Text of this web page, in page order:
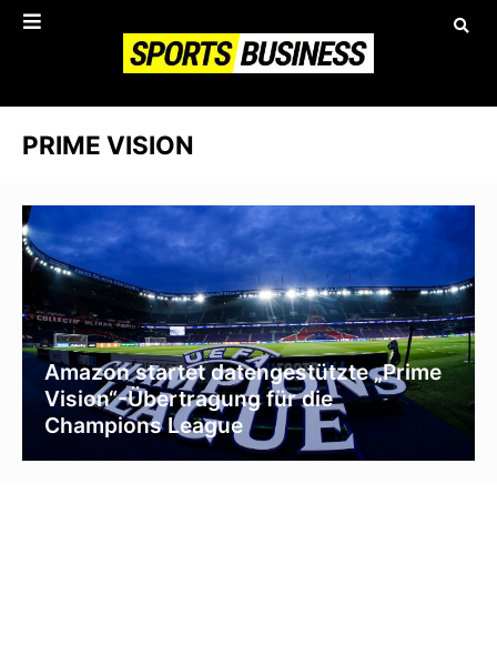
PRIME VISION
Amazon startet datengestützte „Prime
Vision“-Übertragung für die
Champions League